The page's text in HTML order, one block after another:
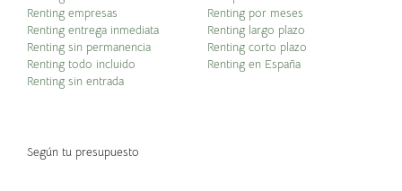
Renting empresas
Renting entrega inmediata
Renting sin permanencia
Renting todo incluido
Renting sin entrada
Renting por meses
Renting largo plazo
Renting corto plazo
Renting en España
Según tu presupuesto